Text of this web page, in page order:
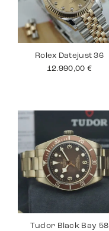
Rolex Datejust 36
12.990,00 €
Tudor Black Bay 58